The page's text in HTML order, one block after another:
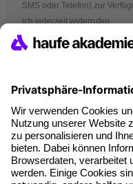
SMS oder Telefon) zur
ich jederzeit widerrufen.
AGB